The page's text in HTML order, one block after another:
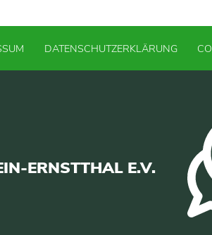
DATENSCHUTZERKLÄRUNG
ERNSTTHAL E.V.